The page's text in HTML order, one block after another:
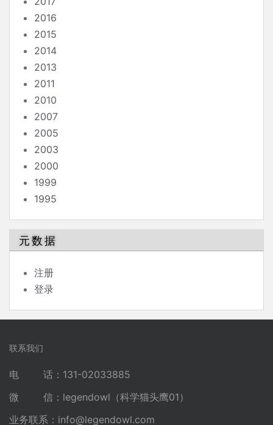
2016
2015
2014
2013
2011
2010
2007
2005
2003
2000
1999
1995
元数据
注册
登录
联系我们
电 话：131-02033885
微 信：legendowl（科学猫头鹰01）
业务联系： info@legendowl.com